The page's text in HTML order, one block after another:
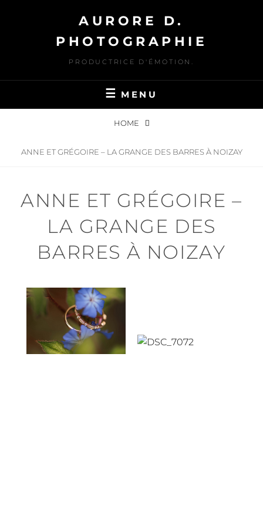
AURORE D.
PHOTOGRAPHIE
PRODUCTRICE D'ÉMOTION.
MENU
HOME
ANNE ET GRÉGOIRE – LA GRANGE DES BARRES À NOIZAY
ANNE ET GRÉGOIRE –
LA GRANGE DES
BARRES À NOIZAY